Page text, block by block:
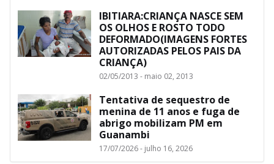
IBITIARA:CRIANÇA NASCE SEM
OS OLHOS E ROSTO TODO
DEFORMADO(IMAGENS FORTES
AUTORIZADAS PELOS PAIS DA
CRIANÇA)
02/05/2013 - maio 02, 2013
Tentativa de sequestro de
menina de 11 anos e fuga de
abrigo mobilizam PM em
Guanambi
17/07/2026 - julho 16, 2026